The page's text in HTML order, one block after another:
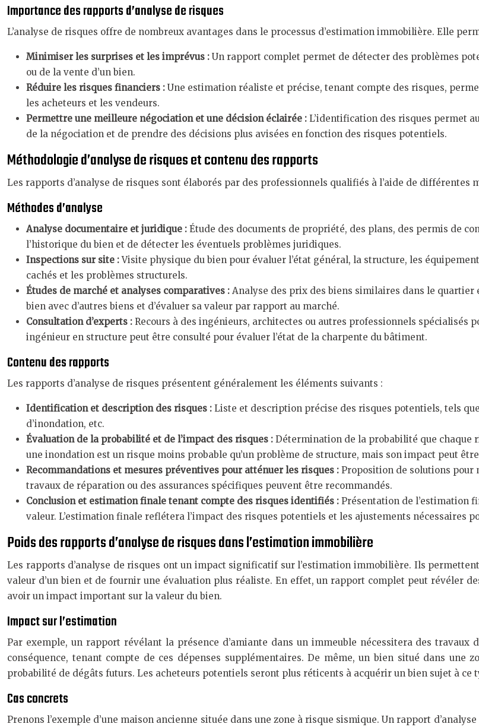
Importance des rapports d’analyse de risques
L’analyse de risques offre de nombreux avantages dans le processus d’estimation immobilière. Elle
Minimiser les surprises et les imprévus : Un rapport complet permet de détecter des problèmes
ou de la vente d’un bien.
Réduire les risques financiers : Une estimation réaliste et précise, tenant compte des risques,
les acheteurs et les vendeurs.
Permettre une meilleure négociation et une décision éclairée : L’identification des risques permet
de la négociation et de prendre des décisions plus avisées en fonction des risques potentiels.
Méthodologie d’analyse de risques et contenu des rapports
Les rapports d’analyse de risques sont élaborés par des professionnels qualifiés à l’aide de différentes
Méthodes d’analyse
Analyse documentaire et juridique : Étude des documents de propriété, des plans, des permis de
l’historique du bien et de détecter les éventuels problèmes juridiques.
Inspections sur site :Visite physique du bien pour évaluer l’état général, la structure, les
cachés et les problèmes structurels.
Études de marché et analyses comparatives : Analyse des prix des biens similaires dans le
bien avec d’autres biens et d’évaluer sa valeur par rapport au marché.
Consultation d’experts : Recours à des ingénieurs, architectes ou autres professionnels spécialisés
ingénieur en structure peut être consulté pour évaluer l’état de la charpente du bâtiment.
Contenu des rapports
Les rapports d’analyse de risques présentent généralement les éléments suivants :
Identification et description des risques : Liste et description précise des risques potentiels, tels
d’inondation, etc.
Évaluation de la probabilité et de l’impact des risques : Détermination de la probabilité que chaque
une inondation est un risque moins probable qu’un problème de structure, mais son impact peut
Recommandations et mesures préventives pour atténuer les risques : Proposition de solutions pour
travaux de réparation ou des assurances spécifiques peuvent être recommandés.
Conclusion et estimation finale tenant compte des risques identifiés : Présentation de l’estimation
valeur. L’estimation finale reflétera l’impact des risques potentiels et les ajustements nécessaires
Poids des rapports d’analyse de risques dans l’estimation immobilière
Les rapports d’analyse de risques ont un impact significatif sur l’estimation immobilière. Ils
valeur d’un bien et de fournir une évaluation plus réaliste. En effet, un rapport complet peut révéler
avoir un impact important sur la valeur du bien.
Impact sur l’estimation
Par exemple, un rapport révélant la présence d’amiante dans un immeuble nécessitera des travaux
conséquence, tenant compte de ces dépenses supplémentaires. De même, un bien situé dans
probabilité de dégâts futurs. Les acheteurs potentiels seront plus réticents à acquérir un bien sujet à ce
Cas concrets
Prenons l’exemple d’une maison ancienne située dans une zone à risque sismique. Un rapport